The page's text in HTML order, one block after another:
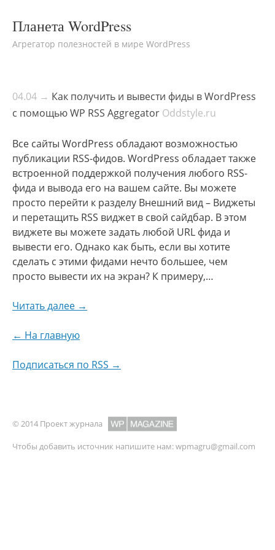
Планета WordPress
Агрегатор полезностей в мире WordPress
04.04 → Как получить и вывести фиды в WordPress
с помощью WP RSS Aggregator Oddstyle.ru
Все сайты WordPress обладают возможностью
публикации RSS-фидов. WordPress обладает также
встроенной поддержкой получения любого RSS-
фида и вывода его на вашем сайте. Вы можете
просто перейти к разделу Внешний вид – Виджеты
и перетащить RSS виджет в свой сайдбар. В этом
виджете вы можете задать любой URL фида и
вывести его. Однако как быть, если вы хотите
сделать с этими фидами нечто большее, чем
просто вывести их на экран? К примеру,…
Читать далее →
← На главную
Подписаться по RSS →
© 2014 Проект журнала
Чтобы добавить источник напишите нам:wpmagru@gmail.com